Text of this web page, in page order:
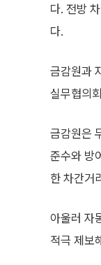
다. 전방
다.
금감원과
실무협의
금감원은
준수와 방
한 차간거
아울러 자
적극 제보